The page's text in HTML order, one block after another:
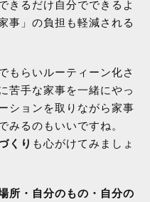
きるだけ自分でできるよ
事」の負担も軽減される
もらいルーティーン化さ
苦手な家事を一緒にやっ
ションを取りながら家事
みるのもいいですね。
くり も心がけてみましょ
所・自分のもの・自分の